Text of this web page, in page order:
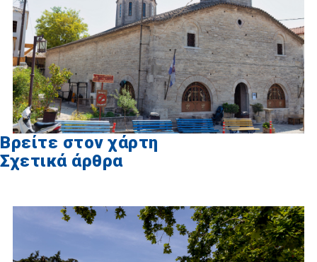
Βρείτε στον χάρτη
Σχετικά άρθρα